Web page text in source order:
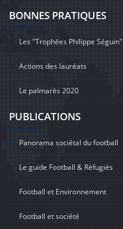
BONNES PRATIQUES
Les "Trophées Philippe Séguin"
Actions des lauréats
Le palmarès 2020
PUBLICATIONS
Panorama sociétal du football
Le guide Football & Réfugiés
Football et Environnement
Football et société